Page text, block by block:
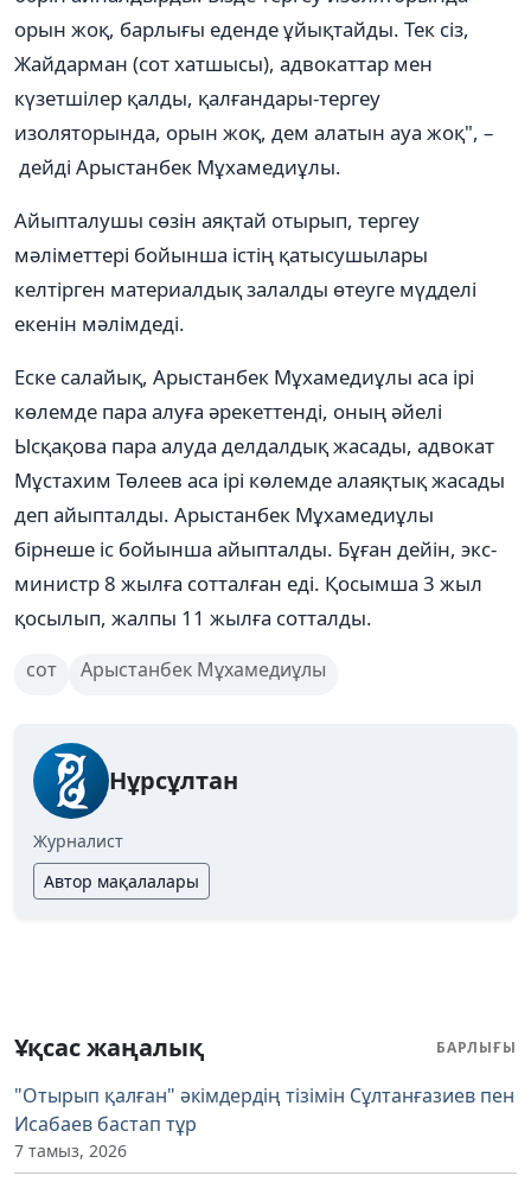
орын жоқ, барлығы еденде ұйықтайды. Тек сіз,
Жайдарман (сот хатшысы), адвокаттар мен
күзетшілер қалды, қалғандары-тергеу
изоляторында, орын жоқ, дем алатын ауа жоқ", –
дейді Арыстанбек Мұхамедиұлы.
Айыпталушы сөзін аяқтай отырып, тергеу
мәліметтері бойынша істің қатысушылары
келтірген материалдық залалды өтеуге мүдделі
екенін мәлімдеді.
Еске салайық, Арыстанбек Мұхамедиұлы аса ірі
көлемде пара алуға әрекеттенді, оның әйелі
Ысқақова пара алуда делдалдық жасады, адвокат
Мұстахим Төлеев аса ірі көлемде алаяқтық жасады
деп айыпталды. Арыстанбек Мұхамедиұлы
бірнеше іс бойынша айыпталды. Бұған дейін, экс-
министр 8 жылға сотталған еді. Қосымша 3 жыл
қосылып, жалпы 11 жылға сотталды.
сот Арыстанбек Мұхамедиұлы
Нұрсұлтан
Журналист
Автор мақалалары
Ұқсас жаңалық БАРЛЫҒЫ
"Отырып қалған" әкімдердің тізімін Сұлтанғазиев пен
Исабаев бастап тұр
7 тамыз, 2026